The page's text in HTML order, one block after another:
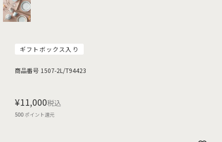
ギフトボックス入り
商品番号 1507-2L/T94423
¥11,000税込
500ポイント還元